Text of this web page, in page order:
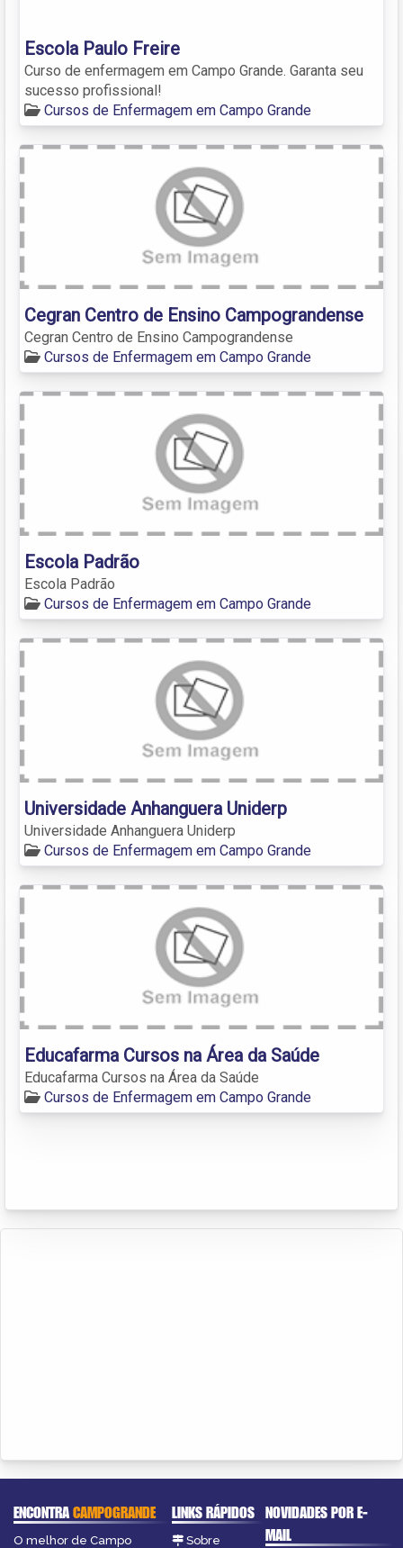
Escola Paulo Freire
Curso de enfermagem em Campo Grande. Garanta seu
sucesso profissional!
Cursos de Enfermagem em Campo Grande
Cegran Centro de Ensino Campograndense
Cegran Centro de Ensino Campograndense
Cursos de Enfermagem em Campo Grande
Escola Padrão
Escola Padrão
Cursos de Enfermagem em Campo Grande
Universidade Anhanguera Uniderp
Universidade Anhanguera Uniderp
Cursos de Enfermagem em Campo Grande
Educafarma Cursos na Área da Saúde
Educafarma Cursos na Área da Saúde
Cursos de Enfermagem em Campo Grande
ENCONTRACAMPOGRANDE
O melhor de Campo
LINKS RÁPIDOS
Sobre
NOVIDADES POR E-
MAIL